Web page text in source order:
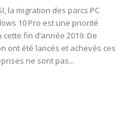
la migration des parcs PC
10 Pro est une priorité
fin d’année 2019. De
ont été lancés et achevés ces
ne sont pas...